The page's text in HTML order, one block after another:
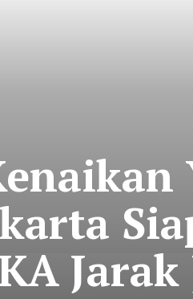
Jarak